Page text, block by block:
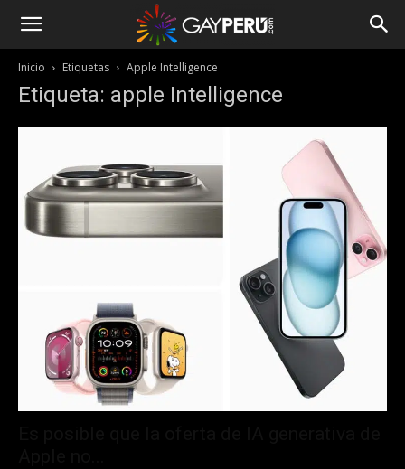
Inicio Etiquetas Apple Intelligence
Etiqueta: apple Intelligence